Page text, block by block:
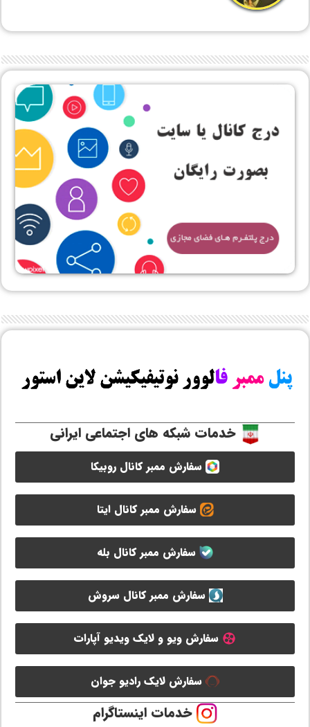
خدمات شبکه های اجتماعی ایرانی
سفارش ممبر کانال روبیکا
سفارش ممبر کانال ایتا
سفارش ممبر کانال بله
سفارش ممبر کانال سروش
سفارش ویو و لایک ویدیو آپارات
سفارش لایک رادیو جوان
خدمات اینستاگرام